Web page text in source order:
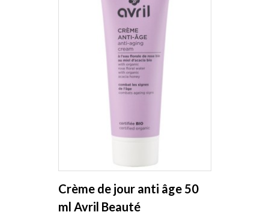
Crème de jour anti âge 50
ml Avril Beauté